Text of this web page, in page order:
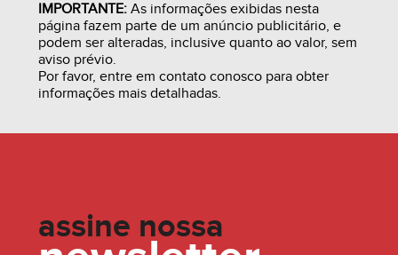
IMPORTANTE:As informações exibidas nesta
página fazem parte de um anúncio publicitário, e
podem ser alteradas, inclusive quanto ao valor, sem
aviso prévio.
Por favor, entre em contato conosco para obter
informações mais detalhadas.
assine nossa